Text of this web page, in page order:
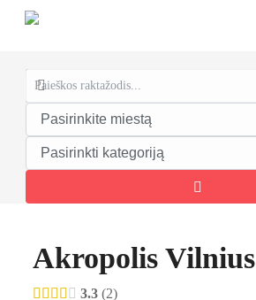
content
Akropolis Vilnius
3.3 2